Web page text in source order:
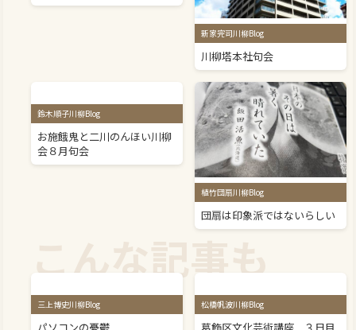
新家完司川柳Blog
川柳塔本社句会
鈴木順子川柳Blog
お施餓鬼と二川のんほい川柳
会８月句会
植竹団扇川柳Blog
団扇は印象派ではないらしい
こんな記事も
三上博史川柳Blog 松橋帆波川柳Blog